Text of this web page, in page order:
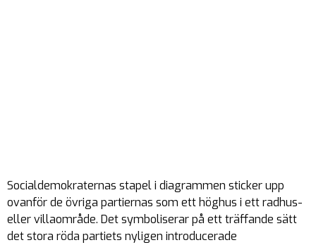
Socialdemokraternas stapel i diagrammen sticker upp
ovanför de övriga partiernas som ett höghus i ett radhus-
eller villaområde. Det symboliserar på ett träffande sätt
det stora röda partiets nyligen introducerade